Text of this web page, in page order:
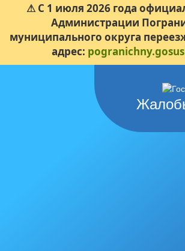
⚠ С 1 июля 2026 года
Администрации
муниципального округа
адрес: